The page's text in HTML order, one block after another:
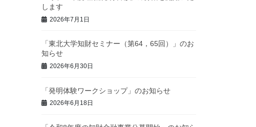
します
2026年7月1日
「東北大学知財セミナー（第64，65回）」のお
知らせ
2026年6月30日
「発明体験ワークショップ」のお知らせ
2026年6月18日